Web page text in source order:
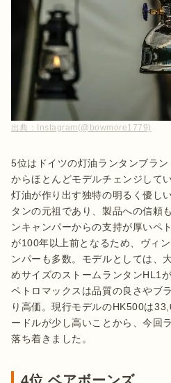
出典： Instagram(@bowmore1779)
5位はドイツの灯油ランタンブラ
からほとんどモデルチェンジして
灯油が作り出す独特の明るく優し
タンの元祖であり、製品への信頼
ンキャンパーからの支持が厚いペ
が100年以上前となるため、ヴィ
ンパーも多数。モデルとしては、
めサイズのストームランタンHL1
ペトロマックスは品質の良さやブ
り高価。現行モデルのHK500は
ードルが少し高いことから、今回
落ち着きました。